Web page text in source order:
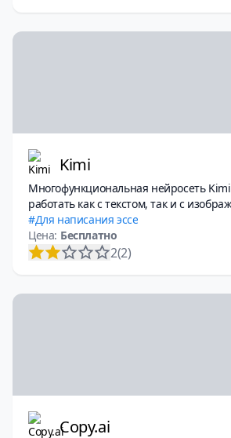
Kimi
Многофункциональная нейросеть
работать как с текстом, так и с
Для написания эссе
Цена: Бесплатно
2(2)
Copy.ai